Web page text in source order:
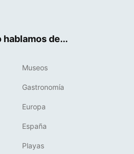
hablamos de...
Museos
Gastronomía
Europa
España
Playas